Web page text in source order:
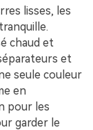
lisses, les
chaud et
et
seule couleur
en
pour les
garder le